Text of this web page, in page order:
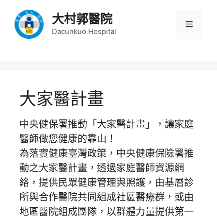
大村郭醫院
Dacunkuo Hospital
大家醫計畫
中央健保署推動「大家醫計畫」，讓家庭
醫師做您健康的靠山！
為落實健康臺灣政策，中央健康保險署推
動之大家醫計畫，透過家庭醫師資源網
絡，提供民眾健康管理與照護，由基層診
所與合作醫院共同組成社區醫療群，或由
地區醫院組成團隊，以群體力量提供第一